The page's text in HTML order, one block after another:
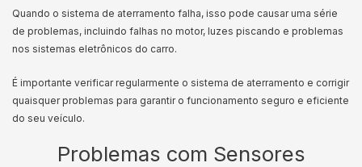
Quando o sistema de aterramento falha, isso pode causar uma série
de problemas, incluindo falhas no motor, luzes piscando e problemas
nos sistemas eletrônicos do carro.
É importante verificar regularmente o sistema de aterramento e corrigir
quaisquer problemas para garantir o funcionamento seguro e eficiente
do seu veículo.
Problemas com Sensores